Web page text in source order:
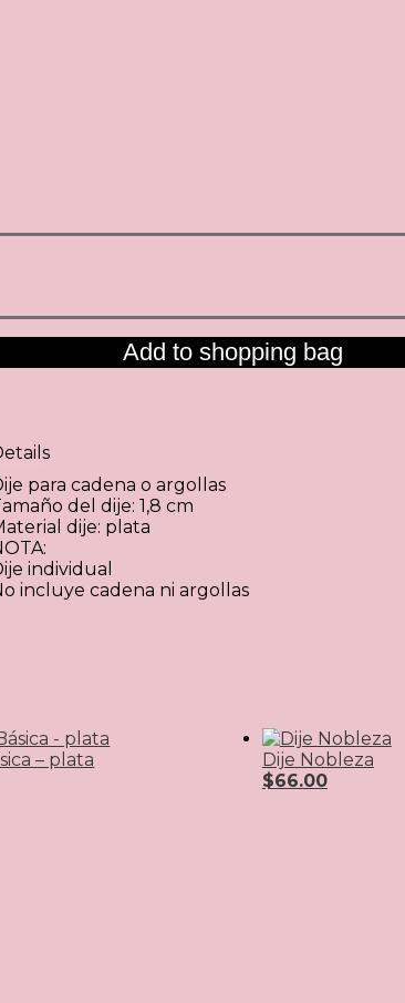
Add to shopping bag
para cadena o argollas
del dije: 1,8 cm
dije: plata
individual
incluye cadena ni argollas
– plata
Dije Nobleza
$66.00